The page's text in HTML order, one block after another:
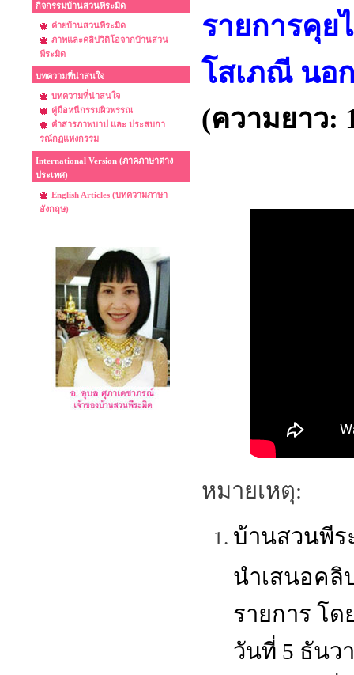
กิจกรรมบ้านสวนพีระมิด
ค่ายบ้านสวนพีระมิด
ภาพและคลิปวิดิโอจากบ้านสวน
พีระมิด
บทความที่น่าสนใจ
บทความที่น่าสนใจ
คู่มือหนีกรรมผิวพรรณ
คำสารภาพบาป และ ประสบกา
รณ์กฏแห่งกรรม
International Version (ภาคภาษาต่าง
ประเทศ)
English Articles (บทความภาษา
อังกฤษ)
รายการคุย
โสเภณี นอ
(ความยาว:
หมายเหตุ:
บ้านสวนพี
นำเสนอคลิ
รายการ โ
วันที่ 5 ธันว